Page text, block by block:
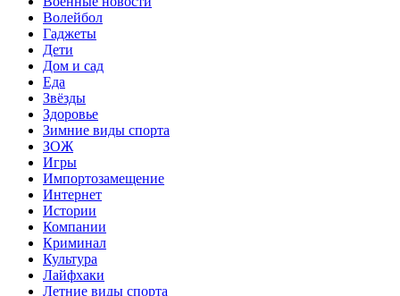
Волейбол
Гаджеты
Дети
Дом и сад
Еда
Звёзды
Здоровье
Зимние виды спорта
ЗОЖ
Игры
Импортозамещение
Интернет
Истории
Компании
Криминал
Культура
Лайфхаки
Летние виды спорта